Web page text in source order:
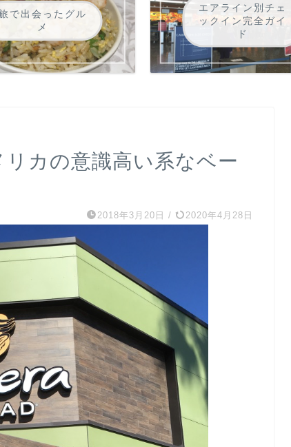
で出会ったグル
メ
エアライン別チェ
ックイン完全ガイ
ド
カの意識高い系なベー
2018年3月20日 / 2020年4月28日